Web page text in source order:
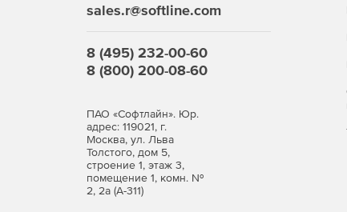
sales.r@softline.com
8 (495) 232-00-60
8 (800) 200-08-60
ПАО «Софтлайн». Юр.
адрес: 119021, г.
Москва, ул. Льва
Толстого, дом 5,
строение 1, этаж 3,
помещение 1, комн. №
2, 2а (А-311)